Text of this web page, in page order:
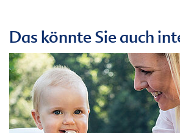
Das könnte Sie auch